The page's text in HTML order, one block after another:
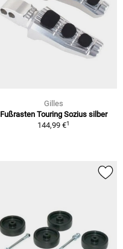
Gilles
Fußrasten Touring Sozius silber
144,99 €1